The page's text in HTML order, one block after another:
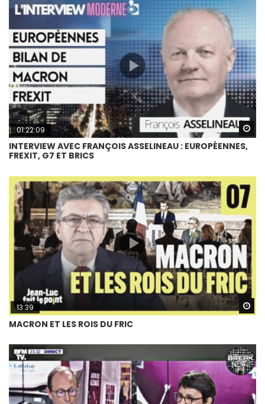
01:22:09
INTERVIEW AVEC FRANÇOIS ASSELINEAU : EUROPÉENNES,
FREXIT, G7 ET BRICS
13:39
MACRON ET LES ROIS DU FRIC